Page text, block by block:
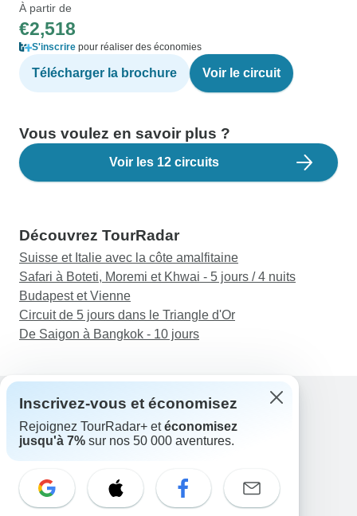
À partir de
€2,518
S'inscrire pour réaliser des économies
Télécharger la brochure Voir le circuit
Vous voulez en savoir plus ?
Voir les 12 circuits
Découvrez TourRadar
Suisse et Italie avec la côte amalfitaine
Safari à Boteti, Moremi et Khwai - 5 jours / 4 nuits
Budapest et Vienne
Circuit de 5 jours dans le Triangle d'Or
De Saigon à Bangkok - 10 jours
Assistance
Contactez-nous
E-mail: support@tourradar.com
Sélectionnez la langue
Inscrivez-vous et économisez
Rejoignez TourRadar+ etéconomisez
jusqu'à 7% sur nos 50 000 aventures.